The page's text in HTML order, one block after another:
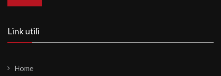
Link utili
Home